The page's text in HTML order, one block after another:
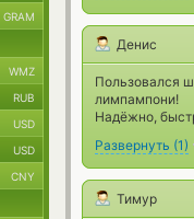
Денис
Пользовался
лимпампони!
Надёжно,
Развернуть (1)
Тимур
GRAM
WMZ
RUB
USD
USD
CNY